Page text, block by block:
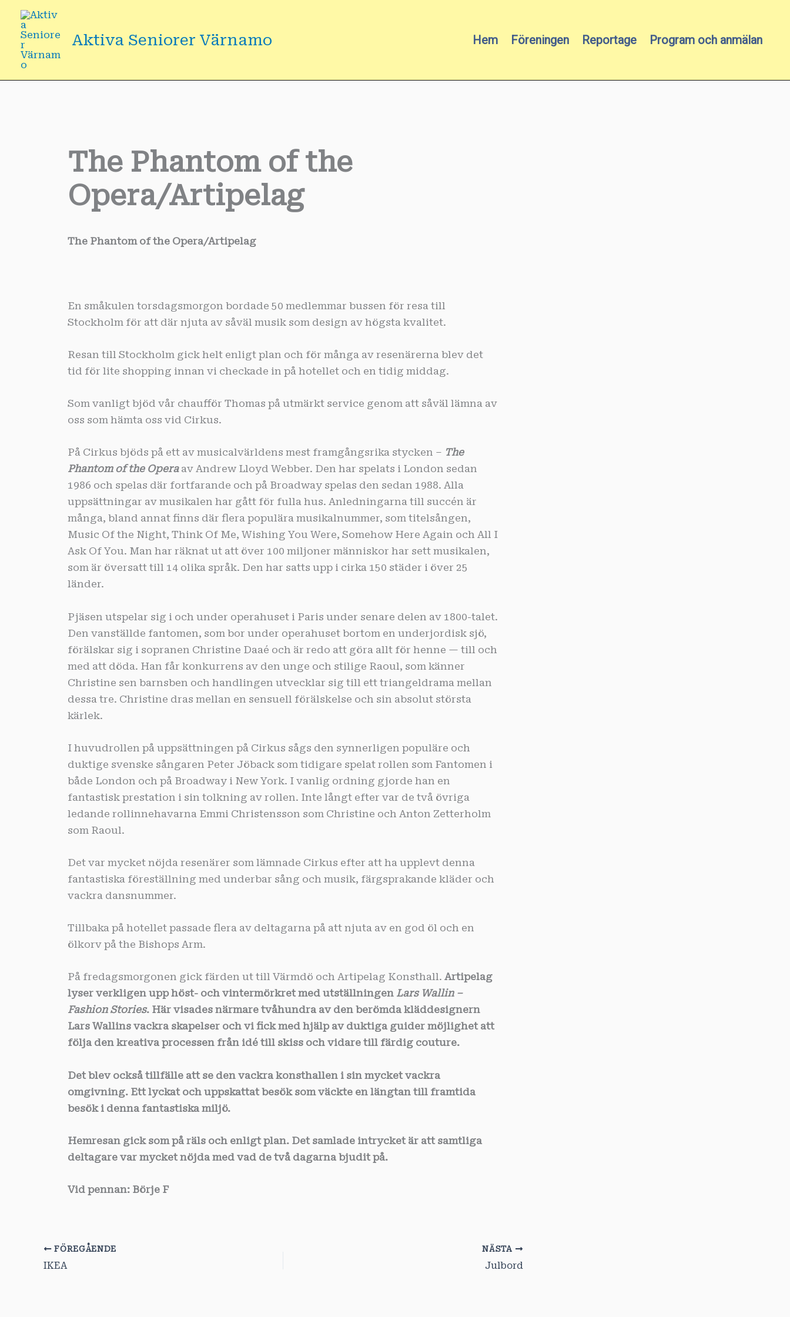
Hoppa
innehåll
Aktiva Seniorer Värnamo Hem Föreningen Reportage Program och anmälan
The Phantom of the
Opera/Artipelag
The Phantom of the Opera/Artipelag
En småkulen torsdagsmorgon bordade 50 medlemmar bussen för resa till
Stockholm för att där njuta av såväl musik som design av högsta kvalitet.
Resan till Stockholm gick helt enligt plan och för många av resenärerna blev det
tid för lite shopping innan vi checkade in på hotellet och en tidig middag.
Som vanligt bjöd vår chaufför Thomas på utmärkt service genom att såväl lämna av
oss som hämta oss vid Cirkus.
På Cirkus bjöds på ett av musicalvärldens mest framgångsrika stycken – The
Phantom of the Operaav Andrew Lloyd Webber. Den har spelats i London sedan
1986 och spelas där fortfarande och på Broadway spelas den sedan 1988. Alla
uppsättningar av musikalen har gått för fulla hus. Anledningarna till succén är
många, bland annat finns där flera populära musikalnummer, som titelsången,
Music Of the Night, Think Of Me, Wishing You Were, Somehow Here Again och All I
Ask Of You. Man har räknat ut att över 100 miljoner människor har sett musikalen,
som är översatt till 14 olika språk. Den har satts upp i cirka 150 städer i över 25
länder.
Pjäsen utspelar sig i och under operahuset i Paris under senare delen av 1800-talet.
Den vanställde fantomen, som bor under operahuset bortom en underjordisk sjö,
förälskar sig i sopranen Christine Daaé och är redo att göra allt för henne — till och
med att döda. Han får konkurrens av den unge och stilige Raoul, som känner
Christine sen barnsben och handlingen utvecklar sig till ett triangeldrama mellan
dessa tre. Christine dras mellan en sensuell förälskelse och sin absolut största
kärlek.
I huvudrollen på uppsättningen på Cirkus sågs den synnerligen populäre och
duktige svenske sångaren Peter Jöback som tidigare spelat rollen som Fantomen i
både London och på Broadway i New York. I vanlig ordning gjorde han en
fantastisk prestation i sin tolkning av rollen. Inte långt efter var de två övriga
ledande rollinnehavarna Emmi Christensson som Christine och Anton Zetterholm
som Raoul.
Det var mycket nöjda resenärer som lämnade Cirkus efter att ha upplevt denna
fantastiska föreställning med underbar sång och musik, färgsprakande kläder och
vackra dansnummer.
Tillbaka på hotellet passade flera av deltagarna på att njuta av en god öl och en
ölkorv på the Bishops Arm.
På fredagsmorgonen gick färden ut till Värmdö och Artipelag Konsthall. Artipelag
lyser verkligen upp höst- och vintermörkret med utställningen Lars Wallin –
Fashion Stories. Här visades närmare tvåhundra av den berömda kläddesignern
Lars Wallins vackra skapelser och vi fick med hjälp av duktiga guider möjlighet att
följa den kreativa processen från idé till skiss och vidare till färdig couture.
Det blev också tillfälle att se den vackra konsthallen i sin mycket vackra
omgivning. Ett lyckat och uppskattat besök som väckte en längtan till framtida
besök i denna fantastiska miljö.
Hemresan gick som på räls och enligt plan. Det samlade intrycket är att samtliga
deltagare var mycket nöjda med vad de två dagarna bjudit på.
Vid pennan: Börje F
FÖREGÅENDE
IKEA
NÄSTA
Julbord